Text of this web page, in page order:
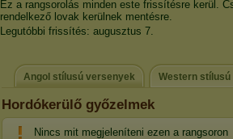
Ez a rangsorolás minden este frissítésre kerül.
rendelkező lovak kerülnek mentésre.
Legutóbbi frissítés: augusztus 7.
Angol stílusú versenyek Western
Hordókerülő győzelmek
Nincs mit megjeleníteni ezen a rangsoron